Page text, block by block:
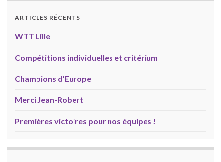
ARTICLES RÉCENTS
WTT Lille
Compétitions individuelles et critérium
Champions d’Europe
Merci Jean-Robert
Premières victoires pour nos équipes !